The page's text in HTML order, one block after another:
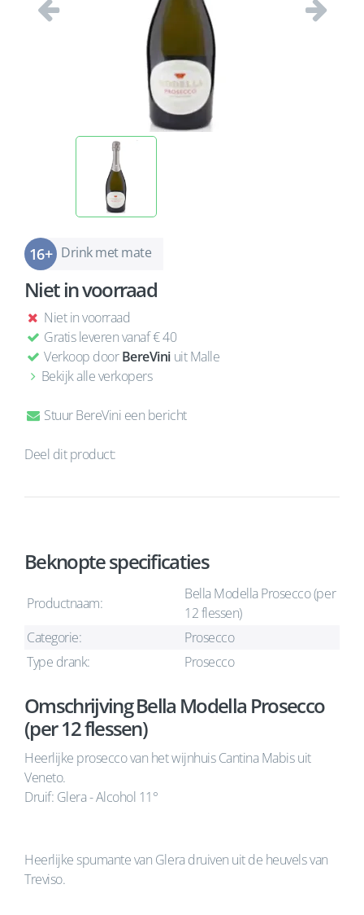
Vorige
Drink met mate
Niet in voorraad
Niet in voorraad
Gratis leveren vanaf € 40
Verkoop doorBereVini uit Malle
Bekijk alle verkopers
Stuur BereVini een bericht
Deel dit product:
Beknopte specificaties
Productnaam:
Bella Modella Prosecco (per
12 flessen)
Categorie:
Prosecco
Type drank:
Prosecco
Omschrijving Bella Modella Prosecco
(per 12 flessen)
Heerlijke prosecco van het wijnhuis Cantina Mabis uit
Veneto.
Druif: Glera - Alcohol 11°
Heerlijke spumante van Glera druiven uit de heuvels van
Treviso.